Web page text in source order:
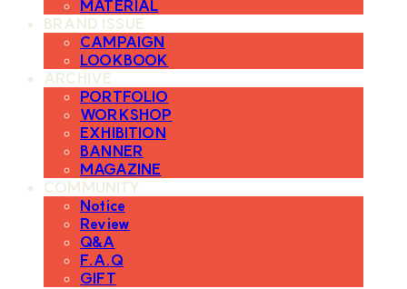
MATERIAL
BRAND ISSUE
CAMPAIGN
LOOKBOOK
ARCHIVE
PORTFOLIO
WORKSHOP
EXHIBITION
BANNER
MAGAZINE
COMMUNITY
Notice
Review
Q&A
F.A.Q
GIFT